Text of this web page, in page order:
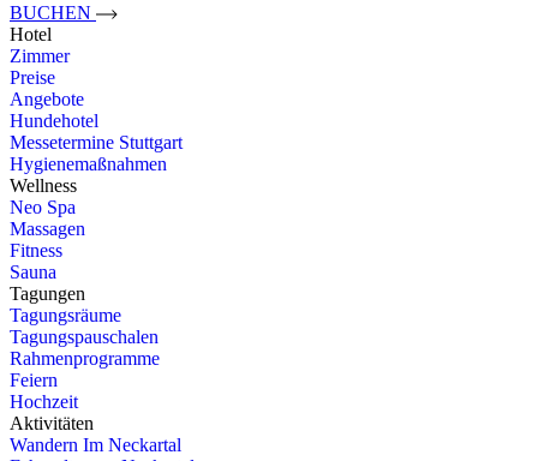
BUCHEN
Hotel
Zimmer
Preise
Angebote
Hundehotel
Messetermine Stuttgart
Hygienemaßnahmen
Wellness
Neo Spa
Massagen
Fitness
Sauna
Tagungen
Tagungsräume
Tagungspauschalen
Rahmenprogramme
Feiern
Hochzeit
Aktivitäten
Wandern Im Neckartal